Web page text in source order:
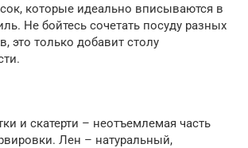
которые идеально вписываются в
Не бойтесь сочетать посуду разных
это только добавит столу
и скатерти – неотъемлемая часть
Лен – натуральный,